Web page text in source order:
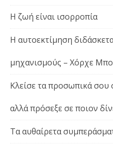
Η ζωή είναι ισορροπία
Η αυτοεκτίμηση
μηχανισμούς – Χόρχε
Κλείσε τα προσωπικά σου
αλλά πρόσεξε σε ποιον
Τα αυθαίρετα